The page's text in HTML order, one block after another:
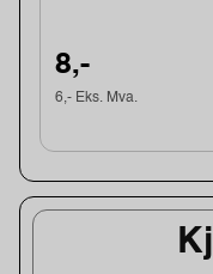
8,-
6,- Eks. Mva.